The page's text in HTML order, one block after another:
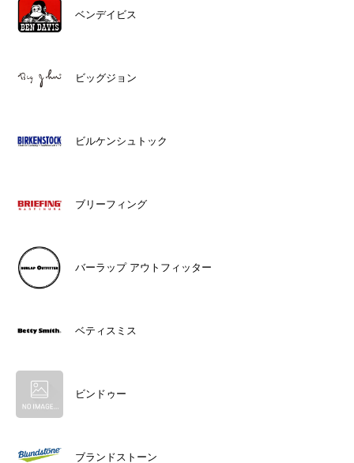
ベンデイビス
ビッグジョン
ビルケンシュトック
ブリーフィング
バーラップ アウトフィッター
ベティスミス
ビンドゥー
ブランドストーン